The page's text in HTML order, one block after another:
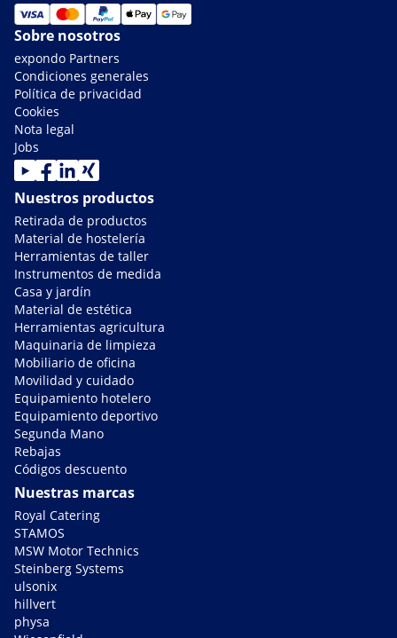
Sobre nosotros
expondo Partners
Condiciones generales
Política de privacidad
Cookies
Nota legal
Jobs
Nuestros productos
Retirada de productos
Material de hostelería
Herramientas de taller
Instrumentos de medida
Casa y jardín
Material de estética
Herramientas agricultura
Maquinaria de limpieza
Mobiliario de oficina
Movilidad y cuidado
Equipamiento hotelero
Equipamiento deportivo
Segunda Mano
Rebajas
Códigos descuento
Nuestras marcas
Royal Catering
STAMOS
MSW Motor Technics
Steinberg Systems
ulsonix
hillvert
physa